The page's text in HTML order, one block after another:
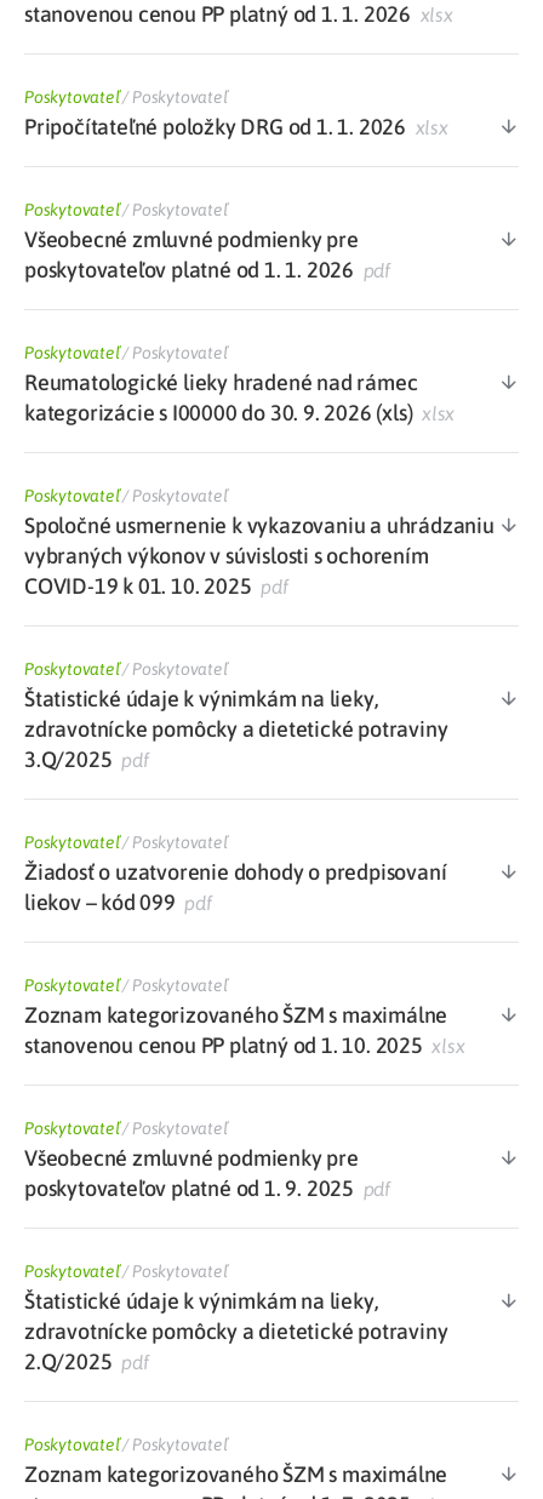
stanovenou cenou PP platný od 1. 1. 2026 xlsx
Poskytovateľ/Poskytovateľ
Pripočítateľné položky DRG od 1. 1. 2026 xlsx
Poskytovateľ/Poskytovateľ
Všeobecné zmluvné podmienky pre
poskytovateľov platné od 1. 1. 2026 pdf
Poskytovateľ/Poskytovateľ
Reumatologické lieky hradené nad rámec
kategorizácie s I00000 do 30. 9. 2026 (xls)xlsx
Poskytovateľ/Poskytovateľ
Spoločné usmernenie k vykazovaniu a uhrádzaniu
vybraných výkonov v súvislosti s ochorením
COVID-19 k 01. 10. 2025 pdf
Poskytovateľ/Poskytovateľ
Štatistické údaje k výnimkám na lieky,
zdravotnícke pomôcky a dietetické potraviny
3.Q/2025 pdf
Poskytovateľ/Poskytovateľ
Žiadosť o uzatvorenie dohody o predpisovaní
liekov – kód 099 pdf
Poskytovateľ/Poskytovateľ
Zoznam kategorizovaného ŠZM s maximálne
stanovenou cenou PP platný od 1. 10. 2025 xlsx
Poskytovateľ/Poskytovateľ
Všeobecné zmluvné podmienky pre
poskytovateľov platné od 1. 9. 2025 pdf
Poskytovateľ/Poskytovateľ
Štatistické údaje k výnimkám na lieky,
zdravotnícke pomôcky a dietetické potraviny
2.Q/2025 pdf
Poskytovateľ/Poskytovateľ
Zoznam kategorizovaného ŠZM s maximálne